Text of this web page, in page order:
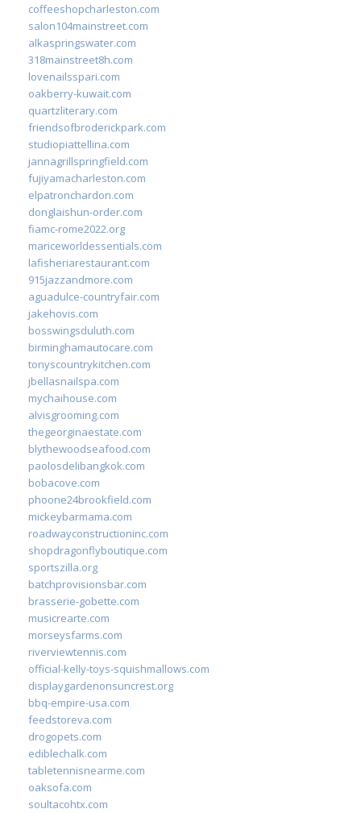
coffeeshopcharleston.com
salon104mainstreet.com
alkaspringswater.com
318mainstreet8h.com
lovenailsspari.com
oakberry-kuwait.com
quartzliterary.com
friendsofbroderickpark.com
studiopiattellina.com
jannagrillspringfield.com
fujiyamacharleston.com
elpatronchardon.com
donglaishun-order.com
fiamc-rome2022.org
mariceworldessentials.com
lafisheriarestaurant.com
915jazzandmore.com
aguadulce-countryfair.com
jakehovis.com
bosswingsduluth.com
birminghamautocare.com
tonyscountrykitchen.com
jbellasnailspa.com
mychaihouse.com
alvisgrooming.com
thegeorginaestate.com
blythewoodseafood.com
paolosdelibangkok.com
bobacove.com
phoone24brookfield.com
mickeybarmama.com
roadwayconstructioninc.com
shopdragonflyboutique.com
sportszilla.org
batchprovisionsbar.com
brasserie-gobette.com
musicrearte.com
morseysfarms.com
riverviewtennis.com
official-kelly-toys-squishmallows.com
displaygardenonsuncrest.org
bbq-empire-usa.com
feedstoreva.com
drogopets.com
ediblechalk.com
tabletennisnearme.com
oaksofa.com
soultacohtx.com